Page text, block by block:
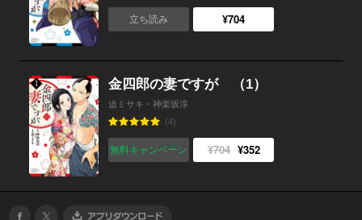
立ち読み ¥704
金四郎の妻ですが （1）
迫ミサキ・神楽坂淳
(4)
無料キャンペーン ¥704 ¥352